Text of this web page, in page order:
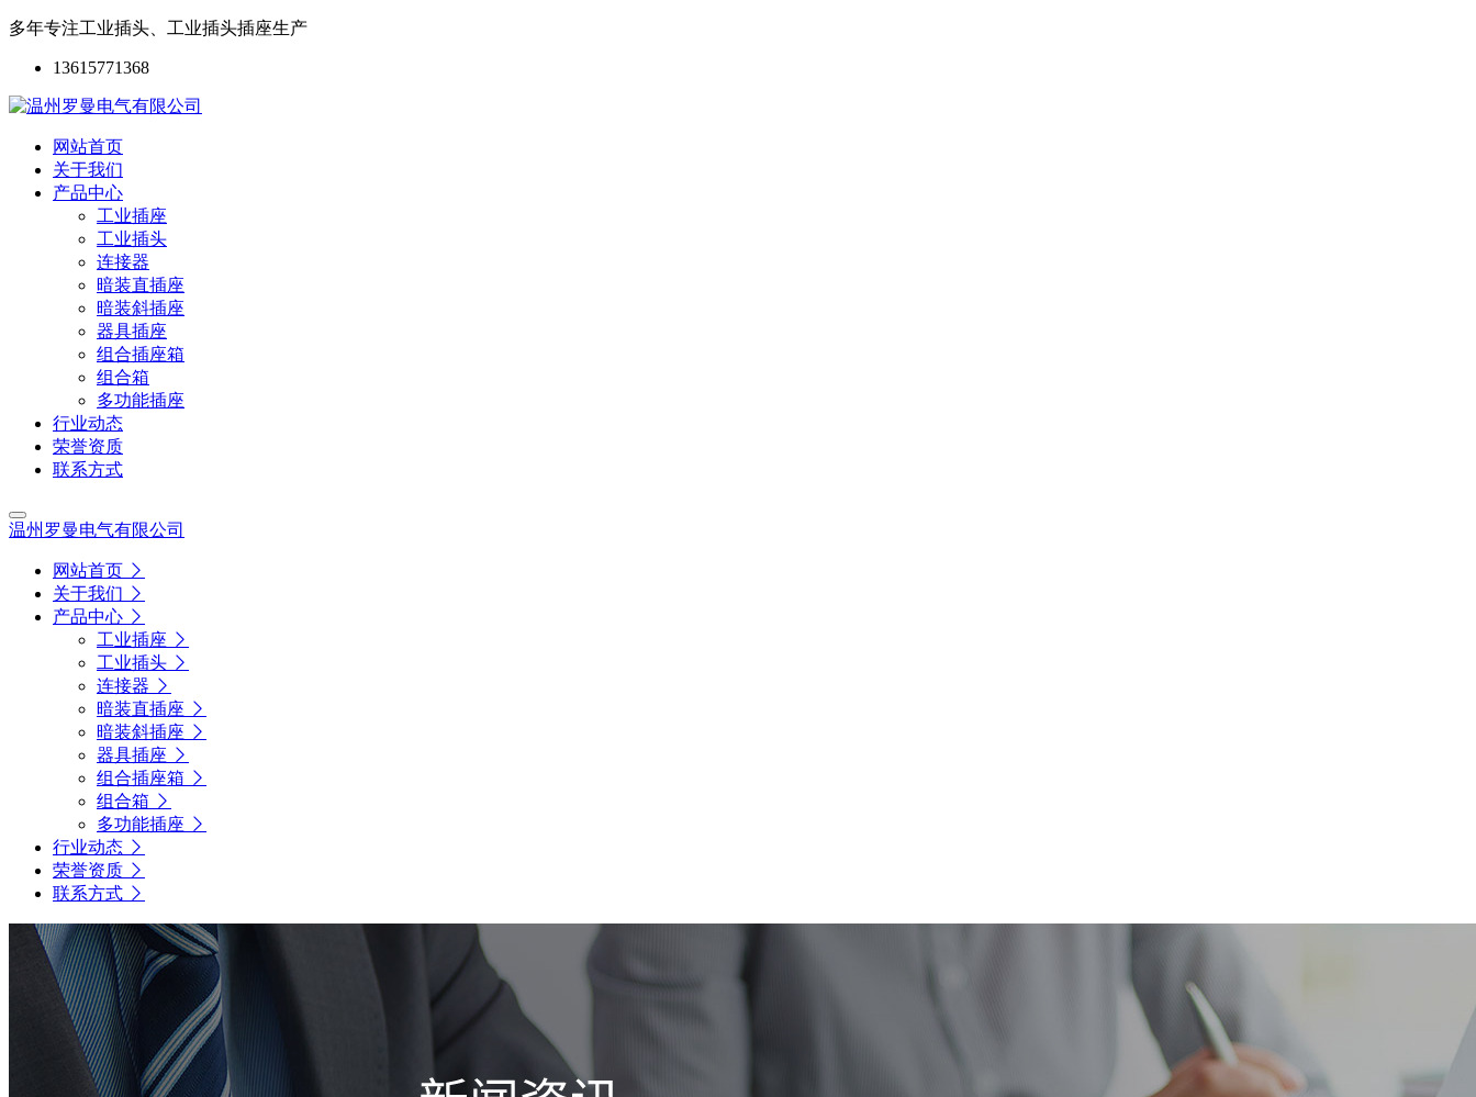
多年专注工业插头、工业插头插座生产
13615771368
网站首页
关于我们
产品中心
工业插座
工业插头
连接器
暗装直插座
暗装斜插座
器具插座
组合插座箱
组合箱
多功能插座
行业动态
荣誉资质
联系方式
温州罗曼电气有限公司
网站首页
关于我们
产品中心
工业插座
工业插头
连接器
暗装直插座
暗装斜插座
器具插座
组合插座箱
组合箱
多功能插座
行业动态
荣誉资质
联系方式